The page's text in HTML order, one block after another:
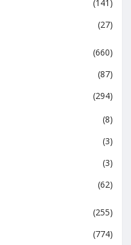
(141)
(27)
(660)
(87)
(294)
(8)
(3)
(3)
(62)
(255)
(774)